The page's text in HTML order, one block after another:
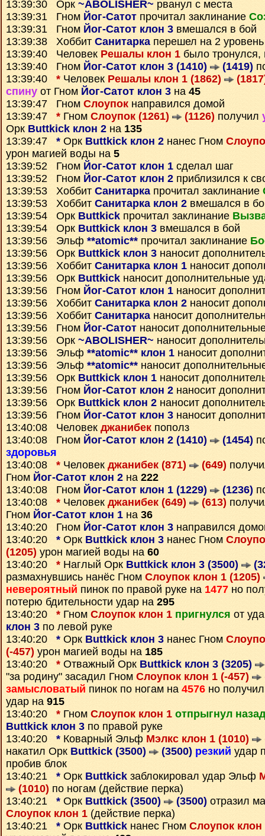
13:39:30 Орк ~ABOLISHER~ рванул с места
13:39:31 Гном Йог-Сатот прочитал заклинание
13:39:31 Гном Йог-Сатот клон 3 вмешался в бой
13:39:38 Хоббит Санитаркаперешел на 2 уровень
13:39:40 Человек Решалы клон 1 было тронулся,
13:39:40 Гном Йог-Сатот клон 3 (1410) (1419)
13:39:40 * Человек Решалы клон 1 (1862)
спину от Гном Йог-Сатот клон 3 на 45
13:39:47 Гном Слоупок направился домой
13:39:47 * Гном Слоупок (1261) (1126) получил
Орк Buttkick клон 2 на 135
13:39:47 * Орк Buttkick клон 2 нанес Гном
урон магией воды на 5
13:39:52 Гном Йог-Сатот клон 1 сделал шаг
13:39:52 Гном Йог-Сатот клон 2 приблизился к
13:39:53 Хоббит Санитаркапрочитал заклинание
13:39:53 Хоббит Санитарка клон 2 вмешался в
13:39:54 Орк Buttkick прочитал заклинание
13:39:54 Орк Buttkick клон 3 вмешался в бой
13:39:56 Эльф **atomic** прочитал заклинание
13:39:56 Орк Buttkick клон 3 наносит
13:39:56 Хоббит Санитарка клон 1 наносит
13:39:56 Орк Buttkick наносит дополнительные
13:39:56 Гном Йог-Сатот клон 1 наносит
13:39:56 Хоббит Санитарка клон 2 наносит
13:39:56 Хоббит Санитарка наносит
13:39:56 Гном Йог-Сатот наносит
13:39:56 Орк ~ABOLISHER~ наносит
13:39:56 Эльф **atomic** клон 1 наносит
13:39:56 Эльф **atomic** наносит
13:39:56 Орк Buttkick клон 1 наносит
13:39:56 Гном Йог-Сатот клон 2 наносит
13:39:56 Орк Buttkick клон 2 наносит
13:39:56 Гном Йог-Сатот клон 3 наносит
13:40:08 Человек джанибек пополз
13:40:08 Гном Йог-Сатот клон 2 (1410) (1454)
здоровья
13:40:08 * Человек джанибек (871) (649)
Гном Йог-Сатот клон 2 на 222
13:40:08 Гном Йог-Сатот клон 1 (1229) (1236)
13:40:08 * Человек джанибек (649) (613)
Гном Йог-Сатот клон 1 на 36
13:40:20 Гном Йог-Сатот клон 3 направился
13:40:20 * Орк Buttkick клон 3 нанес Гном
(1205) урон магией воды на 60
13:40:20 * Наглый Орк Buttkick клон 3 (3500)
размахнувшись нанёс Гном Слоупок клон 1 (1205)
невероятный пинок по правой руке на 1477 но
потерю бдительности удар на 295
13:40:20 * Гном Слоупок клон 1 пригнулся от
клон 3 по левой руке
13:40:20 * Орк Buttkick клон 3 нанес Гном
(-457) урон магией воды на 185
13:40:20 * Отважный Орк Buttkick клон 3 (3205)
"за родину" засадил Гном Слоупок клон 1 (-457)
замысловатый пинок по ногам на 4576 но
удар на 915
13:40:20 * Гном Слоупок клон 1 отпрыгнул назад
Buttkick клон 3 по правой руке
13:40:20 * Коварный Эльф Мэлкс клон 1 (1010)
накатил Орк Buttkick (3500) (3500) резкий удар
пробив блок
13:40:21 * Орк Buttkick заблокировал удар Эльф
(1010) по ногам (действие перка)
13:40:21 * Орк Buttkick (3500) (3500) отразил
Слоупок клон 1 (действие перка)
13:40:21 * Орк Buttkick нанес Гном Слоупок клон